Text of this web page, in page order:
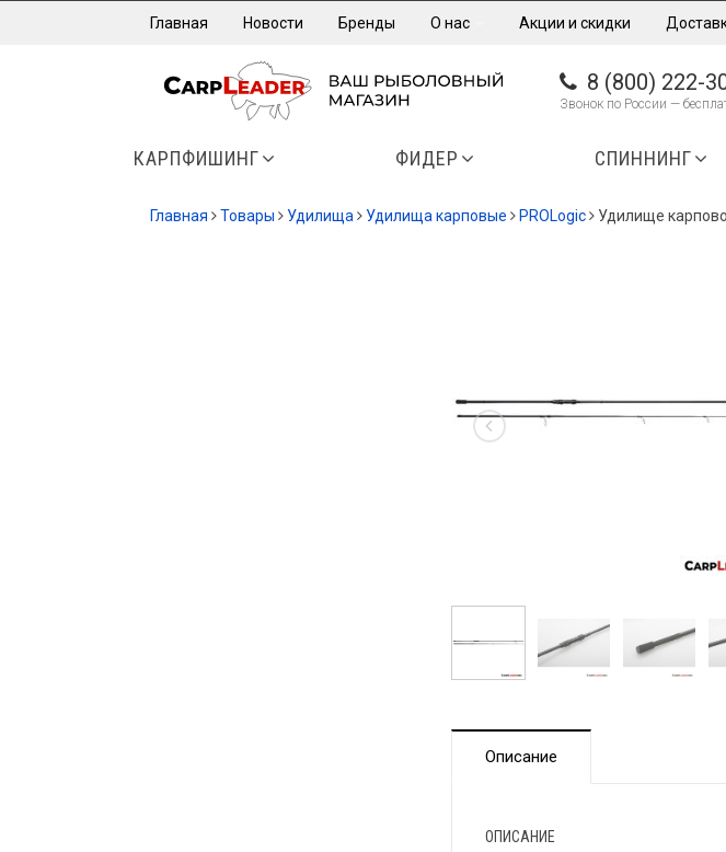
Главная Новости Бренды О нас Акции и скидки
8 (800) 222-
Звонок по России —
КАРПФИШИНГ ФИДЕР СПИННИНГ
Главная Товары Удилища Удилища карповые PROLogic Удилище
Описание
ОПИСАНИЕ